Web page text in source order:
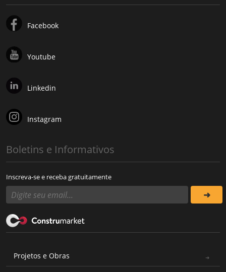
Facebook
Youtube
Linkedin
Instagram
Boletins e Informativos
Inscreva-se e receba gratuitamente
Projetos e Obras